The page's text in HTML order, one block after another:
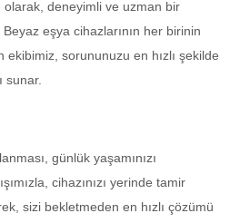
olarak, deneyimli ve uzman bir
eşya cihazlarının her birinin
sorununuzu en hızlı şekilde
sunar.
günlük yaşamınızı
cihazınızı yerinde tamir
sizi bekletmeden en hızlı çözümü